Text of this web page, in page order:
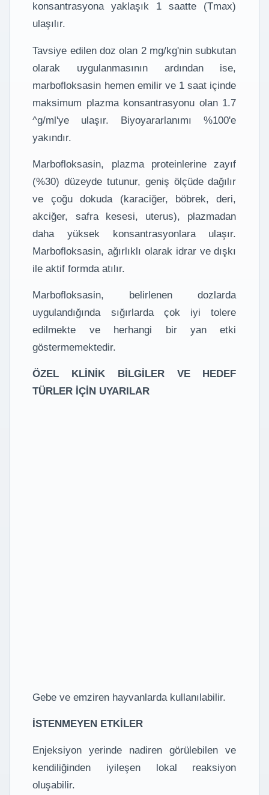
konsantrasyona yaklaşık 1 saatte (Tmax)
ulaşılır.
Tavsiye edilen doz olan 2 mg/kg'nin subkutan
olarak uygulanmasının ardından ise,
marbofloksasin hemen emilir ve 1 saat içinde
maksimum plazma konsantrasyonu olan 1.7
^g/ml'ye ulaşır. Biyoyararlanımı %100'e
yakındır.
Marbofloksasin, plazma proteinlerine zayıf
(%30) düzeyde tutunur, geniş ölçüde dağılır
ve çoğu dokuda (karaciğer, böbrek, deri,
akciğer, safra kesesi, uterus), plazmadan
daha yüksek konsantrasyonlara ulaşır.
Marbofloksasin, ağırlıklı olarak idrar ve dışkı
ile aktif formda atılır.
Marbofloksasin, belirlenen dozlarda
uygulandığında sığırlarda çok iyi tolere
edilmekte ve herhangi bir yan etki
göstermemektedir.
ÖZEL KLİNİK BİLGİLER VE HEDEF
TÜRLER İÇİN UYARILAR
Gebe ve emziren hayvanlarda kullanılabilir.
İSTENMEYEN ETKİLER
Enjeksiyon yerinde nadiren görülebilen ve
kendiliğinden iyileşen lokal reaksiyon
oluşabilir.